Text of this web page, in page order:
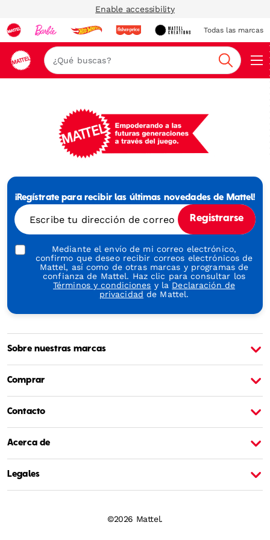
Enable accessibility
Todas las marcas
Buscar
-
Generations
Play
¡Regístrate para recibir las últimas novedades de Mattel!
Escribe tu dirección de correo electrónico
Registrarse
Mediante el envío de mi correo electrónico,
confirmo que deseo recibir correos electrónicos de
Mattel, así como de otras marcas y programas de
confianza de Mattel. Haz clic para consultar los
Términos y condiciones y la Declaración de
privacidad de Mattel.
Sobre nuestras marcas
Comprar
Contacto
Acerca de
Legales
©2026 Mattel.